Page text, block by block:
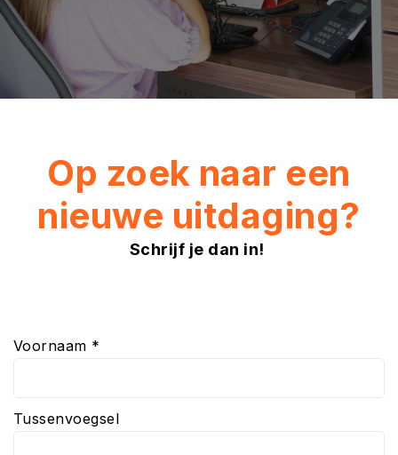
Op zoek naar een
nieuwe uitdaging?
Schrijf je dan in!
Voornaam *
Tussenvoegsel